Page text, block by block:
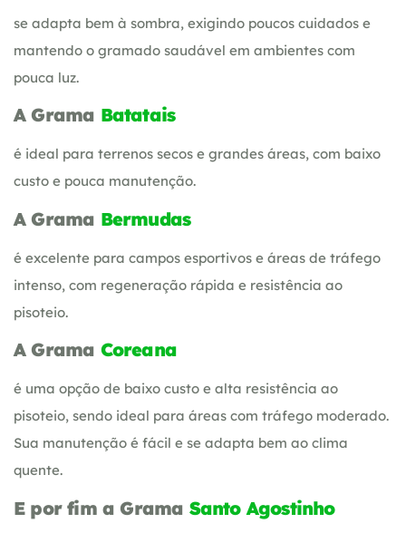
se adapta bem à sombra, exigindo poucos cuidados e
mantendo o gramado saudável em ambientes com
pouca luz.
A Grama Batatais
é ideal para terrenos secos e grandes áreas, com baixo
custo e pouca manutenção.
A Grama Bermudas
é excelente para campos esportivos e áreas de tráfego
intenso, com regeneração rápida e resistência ao
pisoteio.
A Grama Coreana
é uma opção de baixo custo e alta resistência ao
pisoteio, sendo ideal para áreas com tráfego moderado.
Sua manutenção é fácil e se adapta bem ao clima
quente.
E por fim a Grama Santo Agostinho